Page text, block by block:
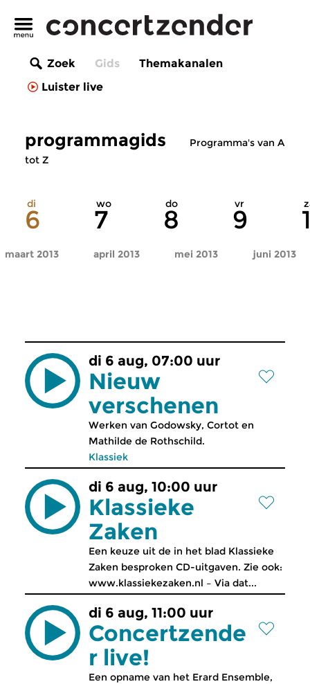
Zoek Gids
Themakanalen
Luister live
programmagids
Programma's van A
tot Z
di
6
wo
7
do
8
vr
9
maart 2013 april 2013 mei 2013 juni 2013
di 6 aug, 07:00 uur
Nieuw
verschenen
Werken van Godowsky, Cortot en
Mathilde de Rothschild.
Klassiek
di 6 aug, 10:00 uur
Klassieke
Zaken
Een keuze uit de in het blad Klassieke
Zaken besproken CD-uitgaven. Zie ook:
www.klassiekezaken.nl – Via dat...
di 6 aug, 11:00 uur
Concertzende
r live!
Een opname van het Erard Ensemble,